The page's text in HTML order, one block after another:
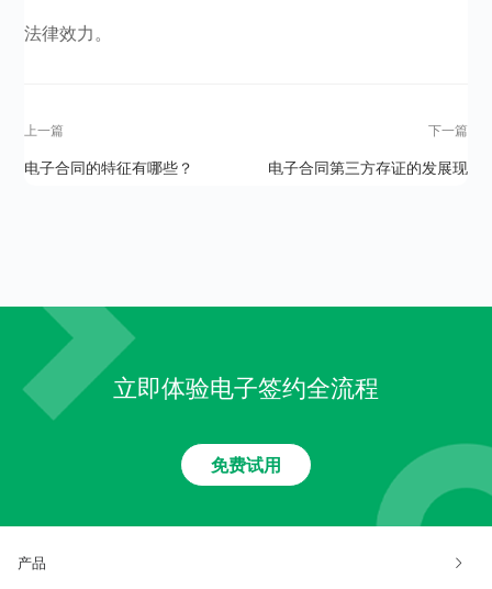
法律效力。
上一篇
电子合同的特征有哪些？
下一篇
电子合同第三方存证的发展现
立即体验电子签约全流程
免费试用
产品